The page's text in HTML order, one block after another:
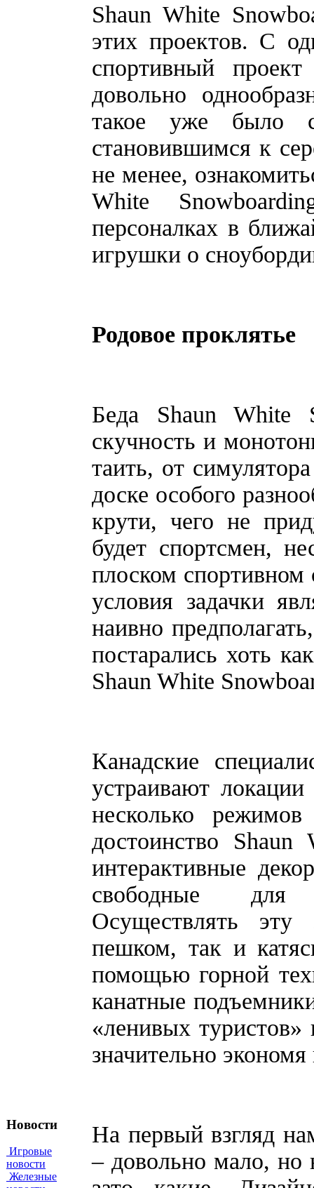
Новости
Игровые
новости
Железные
Shaun White
этих проектов. С
спортивный
довольно
такое уже было
становившимся к
не менее,
White
персоналках в
игрушки о
Родовое проклятье
Беда Shaun White
скучность и
таить, от
доске особого
крути, чего не
будет спортсмен,
плоском спортивном
условия задачки
наивно
постарались хоть
Shaun White
Канадские
устраивают
несколько
достоинство
интерактивные
свободные для
Осуществлять
пешком, так и
помощью горной
канатные
«ленивых туристов»
значительно
На первый взгляд
– довольно мало,